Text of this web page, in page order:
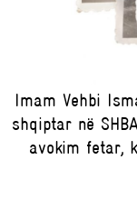
Imam Vehbi
shqiptar në
avokim fetar,